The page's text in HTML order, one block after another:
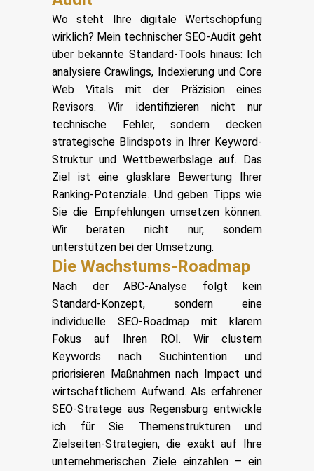
Wo steht Ihre digitale Wertschöpfung
wirklich? Mein technischer SEO-Audit geht
über bekannte Standard-Tools hinaus: Ich
analysiere Crawlings, Indexierung und Core
Web Vitals mit der Präzision eines
Revisors. Wir identifizieren nicht nur
technische Fehler, sondern decken
strategische Blindspots in Ihrer Keyword-
Struktur und Wettbewerbslage auf. Das
Ziel ist eine glasklare Bewertung Ihrer
Ranking-Potenziale. Und geben Tipps wie
Sie die Empfehlungen umsetzen können.
Wir beraten nicht nur, sondern
unterstützen bei der Umsetzung.
Die Wachstums-Roadmap
Nach der ABC-Analyse folgt kein
Standard-Konzept, sondern eine
individuelle SEO-Roadmap mit klarem
Fokus auf Ihren ROI. Wir clustern
Keywords nach Suchintention und
priorisieren Maßnahmen nach Impact und
wirtschaftlichem Aufwand. Als erfahrener
SEO-Stratege aus Regensburg entwickle
ich für Sie Themenstrukturen und
Zielseiten-Strategien, die exakt auf Ihre
unternehmerischen Ziele einzahlen – ein